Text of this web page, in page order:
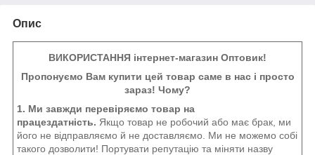
Опис
ВИКОРИСТАННЯ інтернет-магазин Оптовик!
Пропонуємо Вам купити цей товар саме в нас і просто
зараз! Чому?
1. Ми завжди перевіряємо товар на
працездатність. Якщо товар не робочий або має брак, ми
його не відправляємо й не доставляємо. Ми не можемо собі
такого дозволити! Портувати репутацію та міняти назву